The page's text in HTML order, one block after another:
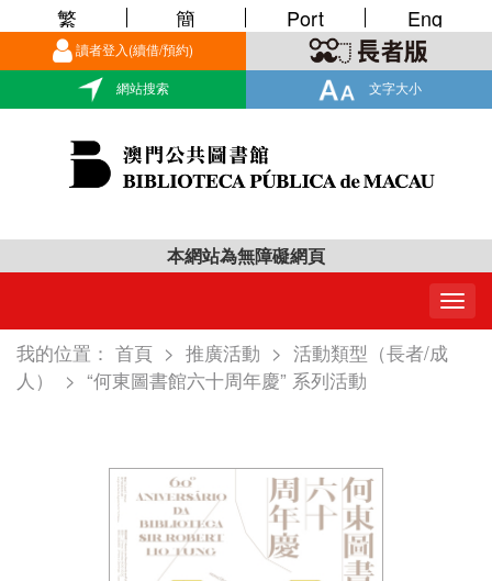
讀者登入(續借/預約)
網站搜索 文字大小
繁 簡 Port Eng
本網站為無障礙網頁
我的位置： 首頁 > 推廣活動 > 活動類型（長者/成
人）
> “何東圖書館六十周年慶” 系列活動